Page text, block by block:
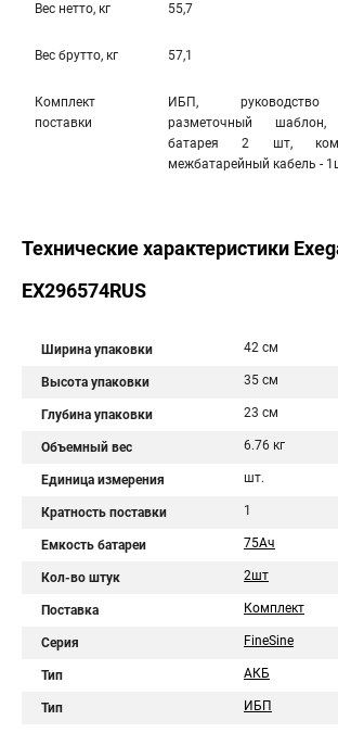
Вес нетто, кг 55,7
Вес брутто, кг 57,1
Комплект
поставки
ИБП, руководство
разметочный шаблон,
батарея 2 шт,
межбатарейный кабель -
Технические характеристики
EX296574RUS
Ширина упаковки 42 см
Высота упаковки 35 см
Глубина упаковки 23 см
Объемный вес 6.76 кг
Единица измерения шт.
Кратность поставки 1
Емкость батареи 75Aч
Кол-во штук 2шт
Поставка Комплект
Серия FineSine
Тип АКБ
Тип ИБП